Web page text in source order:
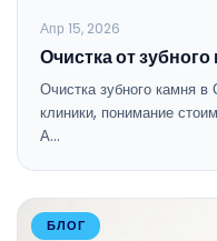
Апр 15, 2026
Очистка от
Очистка зубного камня
клиники, понимание
А…
БЛОГ